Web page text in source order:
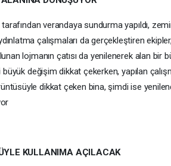
verandaya sundurma yapıldı,
çalışmaları da gerçekleştiren
lojmanın çatısı da yenilenerek alan bir
büyük değişim dikkat çekerken, yapılan
dikkat çeken bina, şimdi ise
KULLANIMA AÇILACAK